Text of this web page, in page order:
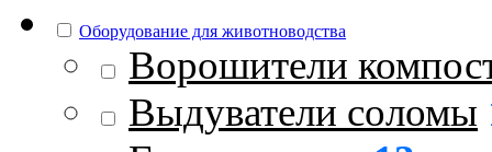
Оборудование для животноводства
Ворошители
Выдуватели соломы